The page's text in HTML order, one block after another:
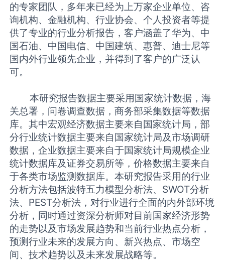
的专家团队，多年来已经为上万家企业单位、咨
询机构、金融机构、行业协会、个人投资者等提
供了专业的行业分析报告，客户涵盖了华为、中
国石油、中国电信、中国建筑、惠普、迪士尼等
国内外行业领先企业，并得到了客户的广泛认
可。
本研究报告数据主要采用国家统计数据，海
关总署，问卷调查数据，商务部采集数据等数据
库。其中宏观经济数据主要来自国家统计局，部
分行业统计数据主要来自国家统计局及市场调研
数据，企业数据主要来自于国家统计局规模企业
统计数据库及证券交易所等，价格数据主要来自
于各类市场监测数据库。本研究报告采用的行业
分析方法包括波特五力模型分析法、SWOT分析
法、PEST分析法，对行业进行全面的内外部环境
分析，同时通过资深分析师对目前国家经济形势
的走势以及市场发展趋势和当前行业热点分析，
预测行业未来的发展方向、新兴热点、市场空
间、技术趋势以及未来发展战略等。